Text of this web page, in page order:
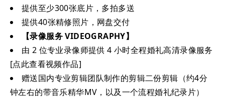
提供至少300张底片，多拍多送
提供40张精修照片，网盘交付
【录像服务 VIDEOGRAPHY】
由 2 位专业录像师提供 4 小时全程婚礼高清录像服务
[点此查看视频作品]
赠送国内专业剪辑团队制作的剪辑二份剪辑（约4分
钟左右的带音乐精华MV，以及一个流程婚礼纪录片）